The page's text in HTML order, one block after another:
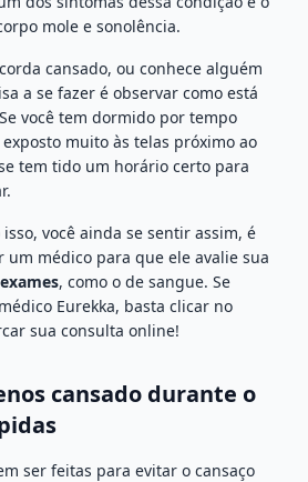
mole e sonolência.
cansado, ou conhece alguém
a se fazer é observar como está
você tem dormido por tempo
muito às telas próximo ao
tem tido um horário certo para
você ainda se sentir assim, é
médico para que ele avalie sua
exames, como o de sangue. Se
Eurekka, basta clicar no
sua consulta online!
cansado durante o
ser feitas para evitar o cansaço